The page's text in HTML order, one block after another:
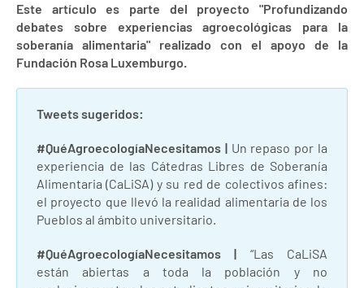
Este artículo es parte del proyecto "Profundizando
debates sobre experiencias agroecológicas para la
soberanía alimentaria" realizado con el apoyo de la
Fundación Rosa Luxemburgo.
Tweets sugeridos:
#QuéAgroecologíaNecesitamos |Un repaso por la
experiencia de las Cátedras Libres de Soberanía
Alimentaria (CaLiSA) y su red de colectivos afines:
el proyecto que llevó la realidad alimentaria de los
Pueblos al ámbito universitario.
#QuéAgroecologíaNecesitamos | “Las CaLiSA
están abiertas a toda la población y no